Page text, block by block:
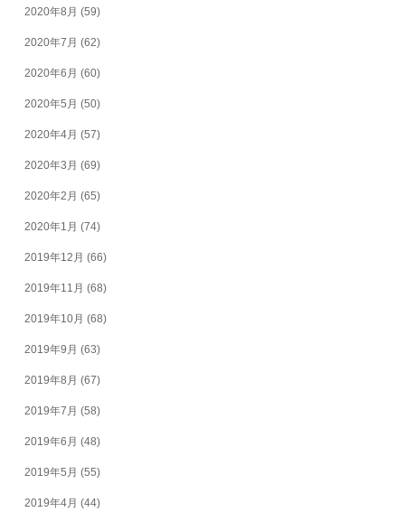
2020年8月 (59)
2020年7月 (62)
2020年6月 (60)
2020年5月 (50)
2020年4月 (57)
2020年3月 (69)
2020年2月 (65)
2020年1月 (74)
2019年12月 (66)
2019年11月 (68)
2019年10月 (68)
2019年9月 (63)
2019年8月 (67)
2019年7月 (58)
2019年6月 (48)
2019年5月 (55)
2019年4月 (44)